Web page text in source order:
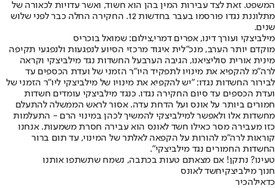
המשפט. זאת לצד עבירות המין בהן הוא חשוד, ואשר עדויות לכאורה של
מתלוננת נגדו פורסמו בעבר בחדשות 12. החקירה החלה כבר לפני שלוש
שנים.
מילביצקי ועורך דינו, אפרים דמרי,צילום: שמואל בוכריס
מוקדם יותר הערב, מנכ״לית איגוד מרכזי הסיוע לנפגעות ולנפגעי תקיפה
מינית אורית סוליציאנו, הגיבה הערבעל החשדות נגד מילביצקי וקראה
לרה"מ להקפיא את מינויו לתפקיד היו"ר הזמני של ועדת הכספים עד
לבירור החשדות נגדו: "יש להקפיא את מינויו של מילביצקי ליו"ר הזמני של
ועדת הכספים עד סיום החקירה נגדו. כנגד מילביצקי עומדים חשדות
חמורים ביותר על אונס ועל הדחת עדה. אסור לראש הממשלה להתעלם
מחשדות אלו ולאפשר למילביצקי להמשיך לכהן במינוי הרם - התעלמות
כזו מעבירה מסר כאילו חשד לאונס הוא עבירה חסרת משמעות. אנחנו
קוראות לרה"מ להורות על הקפאה לאלתר של המינוי, עד תום ברור
החשדות החמורים נגד מילביצקי".
טעינו? נתקן! אם מצאתם טעות בכתבה, נשמח שתשתפו אותנו
חנוך מילביצקיחשד לאונס
כדאילהכיר